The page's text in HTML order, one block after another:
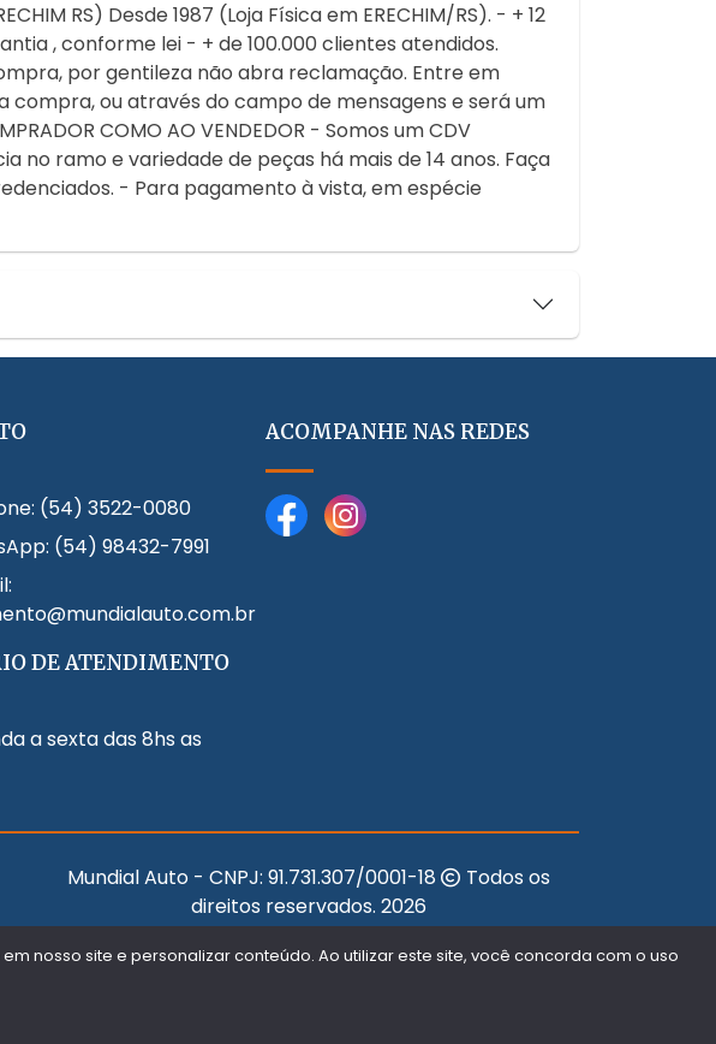
RS) Desde 1987 (Loja Física em ERECHIM/RS). - + 12
, conforme lei - + de 100.000 clientes atendidos.
por gentileza não abra reclamação. Entre em
ou através do campo de mensagens e será um
COMO AO VENDEDOR - Somos um CDV
ramo e variedade de peças há mais de 14 anos. Faça
- Para pagamento à vista, em espécie
(54) 3522-0080
(54) 98432-7991
DE ATENDIMENTO
a sexta das 8hs as
ACOMPANHE NAS REDES
Mundial Auto - CNPJ: 91.731.307/0001-18
Todos os
direitos reservados. 2026
Desenvolvido Por:
nosso site e personalizar conteúdo. Ao utilizar este site, você concorda com o uso